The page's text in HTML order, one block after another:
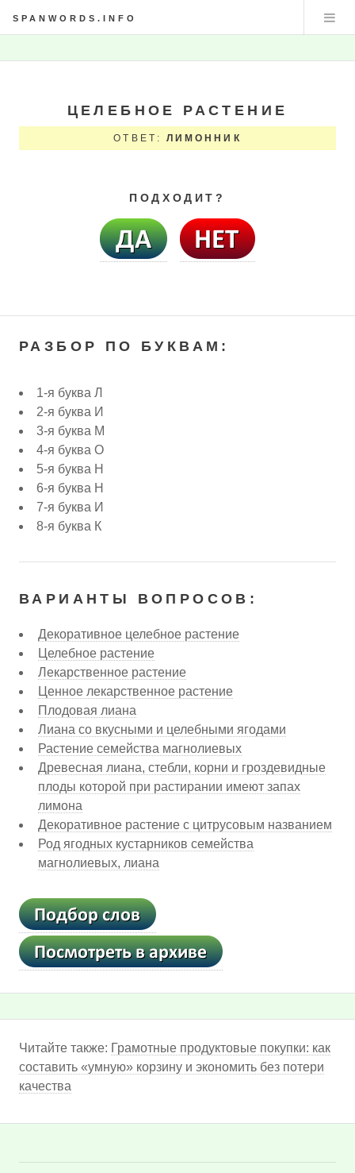
SPANWORDS.INFO
ЦЕЛЕБНОЕ РАСТЕНИЕ
ОТВЕТ: ЛИМОННИК
ПОДХОДИТ?
РАЗБОР ПО БУКВАМ:
1-я буква Л
2-я буква И
3-я буква М
4-я буква О
5-я буква Н
6-я буква Н
7-я буква И
8-я буква К
ВАРИАНТЫ ВОПРОСОВ:
Декоративное целебное растение
Целебное растение
Лекарственное растение
Ценное лекарственное растение
Плодовая лиана
Лиана со вкусными и целебными ягодами
Растение семейства магнолиевых
Древесная лиана, стебли, корни и гроздевидные
плоды которой при растирании имеют запах
лимона
Декоративное растение с цитрусовым названием
Род ягодных кустарников семейства
магнолиевых, лиана
Читайте также: Грамотные продуктовые покупки: как
составить «умную» корзину и экономить без потери
качества